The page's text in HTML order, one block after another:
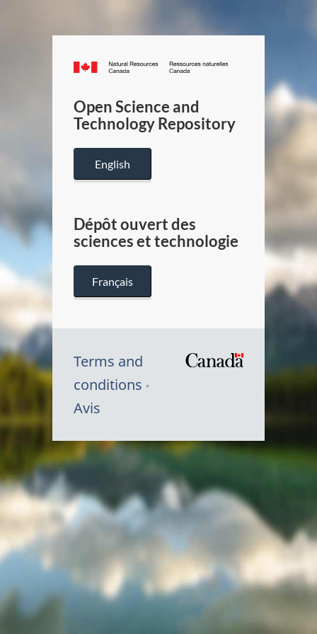
Canada.ca
/
Canada
Open Science and
Technology Repository
English
Dépôt ouvert des
sciences et technologie
Français
Terms and
conditions
Avis
Symbole
du